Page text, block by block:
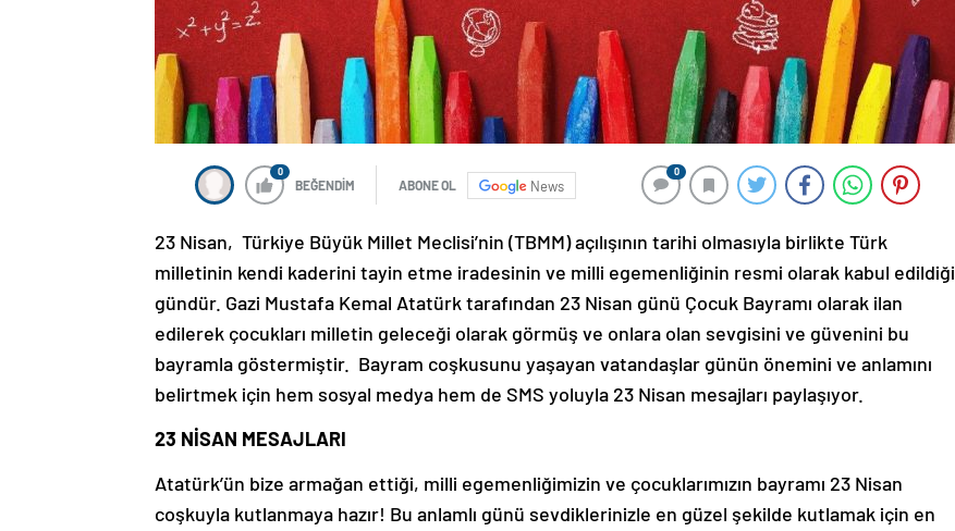
0
BEĞENDİM ABONE OL News
0
23 Nisan, Türkiye Büyük Millet Meclisi’nin (TBMM) açılışının tarihi olmasıyla birlikte Türk
milletinin kendi kaderini tayin etme iradesinin ve milli egemenliğinin resmi olarak kabul edildiği
gündür. Gazi Mustafa Kemal Atatürk tarafından 23 Nisan günü Çocuk Bayramı olarak ilan
edilerek çocukları milletin geleceği olarak görmüş ve onlara olan sevgisini ve güvenini bu
bayramla göstermiştir. Bayram coşkusunu yaşayan vatandaşlar günün önemini ve anlamını
belirtmek için hem sosyal medya hem de SMS yoluyla 23 Nisan mesajları paylaşıyor.
23 NİSAN MESAJLARI
Atatürk’ün bize armağan ettiği, milli egemenliğimizin ve çocuklarımızın bayramı 23 Nisan
coşkuyla kutlanmaya hazır! Bu anlamlı günü sevdiklerinizle en güzel şekilde kutlamak için en